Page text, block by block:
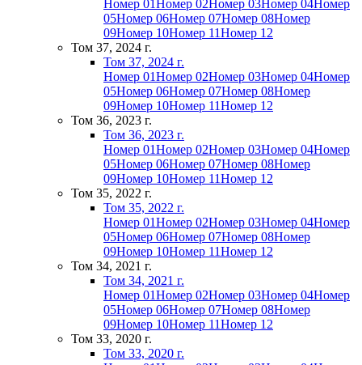
Номер 01Номер 02Номер 03Номер 04Номер
05Номер 06Номер 07Номер 08Номер
09Номер 10Номер 11Номер 12
Том 37, 2024 г.
Том 37, 2024 г.
Номер 01Номер 02Номер 03Номер 04Номер
05Номер 06Номер 07Номер 08Номер
09Номер 10Номер 11Номер 12
Том 36, 2023 г.
Том 36, 2023 г.
Номер 01Номер 02Номер 03Номер 04Номер
05Номер 06Номер 07Номер 08Номер
09Номер 10Номер 11Номер 12
Том 35, 2022 г.
Том 35, 2022 г.
Номер 01Номер 02Номер 03Номер 04Номер
05Номер 06Номер 07Номер 08Номер
09Номер 10Номер 11Номер 12
Том 34, 2021 г.
Том 34, 2021 г.
Номер 01Номер 02Номер 03Номер 04Номер
05Номер 06Номер 07Номер 08Номер
09Номер 10Номер 11Номер 12
Том 33, 2020 г.
Том 33, 2020 г.